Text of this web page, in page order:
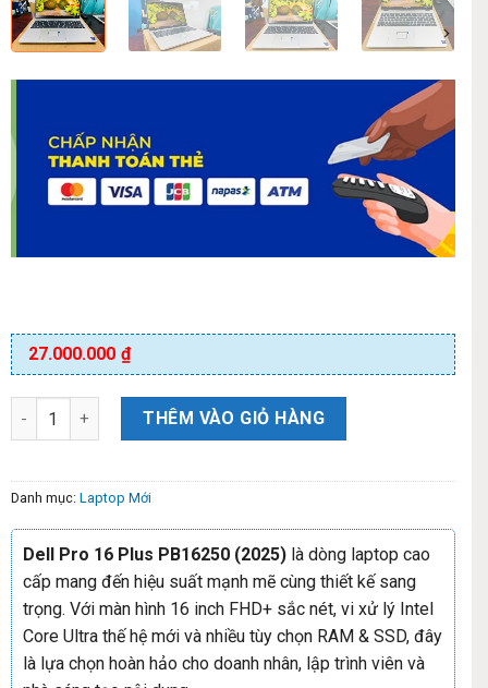
27.000.000 ₫
THÊM VÀO GIỎ HÀNG
Danh mục: Laptop Mới
Dell Pro 16 Plus PB16250 (2025) là dòng laptop cao
cấp mang đến hiệu suất mạnh mẽ cùng thiết kế sang
trọng. Với màn hình 16 inch FHD+ sắc nét, vi xử lý Intel
Core Ultra thế hệ mới và nhiều tùy chọn RAM & SSD, đây
là lựa chọn hoàn hảo cho doanh nhân, lập trình viên và